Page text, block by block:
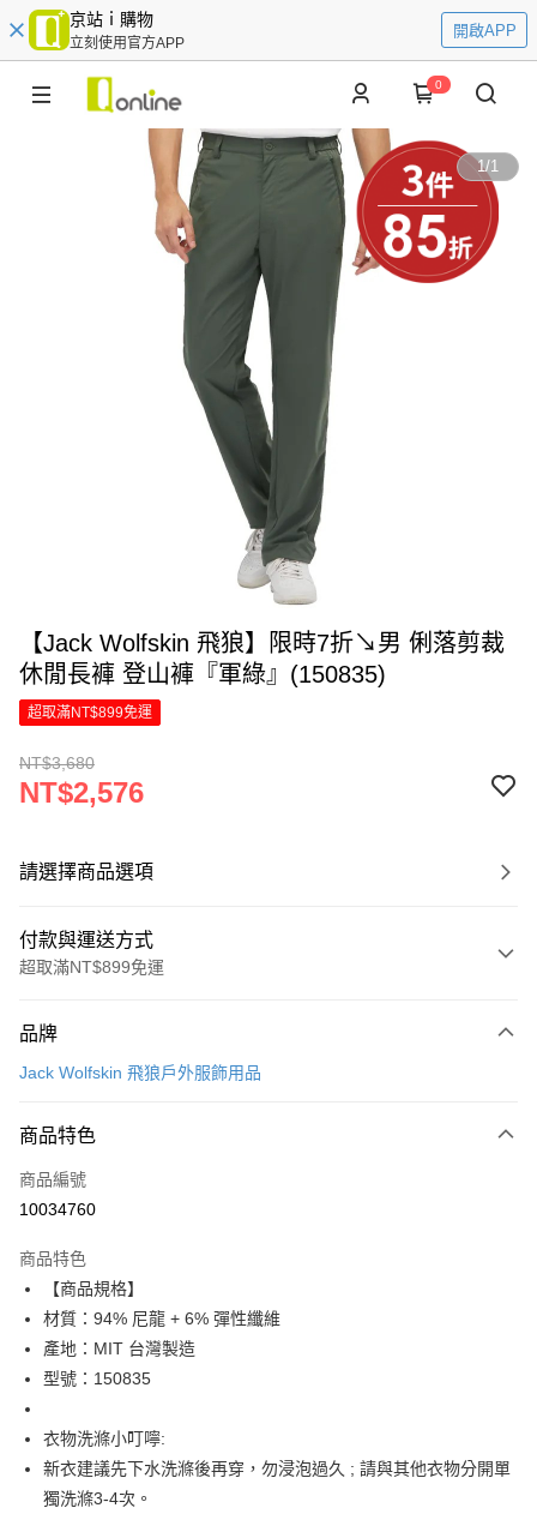
京站ｉ購物
立刻使用官方APP
開啟APP
0
1/1
【Jack Wolfskin 飛狼】限時7折↘男 俐落剪裁
休閒長褲 登山褲『軍綠』(150835)
超取滿NT$899免運
NT$3,680
NT$2,576
請選擇商品選項
付款與運送方式
超取滿NT$899免運
信用卡一次付款
Apple Pay
街口支付
Google Pay
全盈+PAY
大哥付你分期
相關說明
【大哥付你分期使用說明】
1.本服務由台灣大哥大提供，台灣大哥大用戶可立即使用無須另外申請。
2.付款方式選擇「大哥付你分期」，訂單成立後會自動跳轉到大哥付的交易
流程，驗證手機門號後，選擇欲分期的期數、繳款截止日，確認付款後即完
成交易。
AFTEE先享後付
相關說明
【關於「AFTEE先享後付」】
AFTEE先享後付是「在收到商品之後才付款」的支付方式。 讓您購物簡單
ATM付款
品牌
Jack Wolfskin 飛狼戶外服飾用品
商品特色
商品編號
10034760
商品特色
【商品規格】
材質：94% 尼龍 + 6% 彈性纖維
產地：MIT 台灣製造
型號：150835
衣物洗滌小叮嚀:
新衣建議先下水洗滌後再穿，勿浸泡過久 ; 請與其他衣物分開單
獨洗滌3-4次。